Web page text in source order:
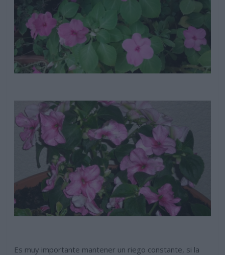
Es muy importante mantener un riego constante, si la